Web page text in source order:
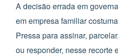
A decisão errada em
em empresa familiar
Pressa para assinar,
ou responder, nesse recorte